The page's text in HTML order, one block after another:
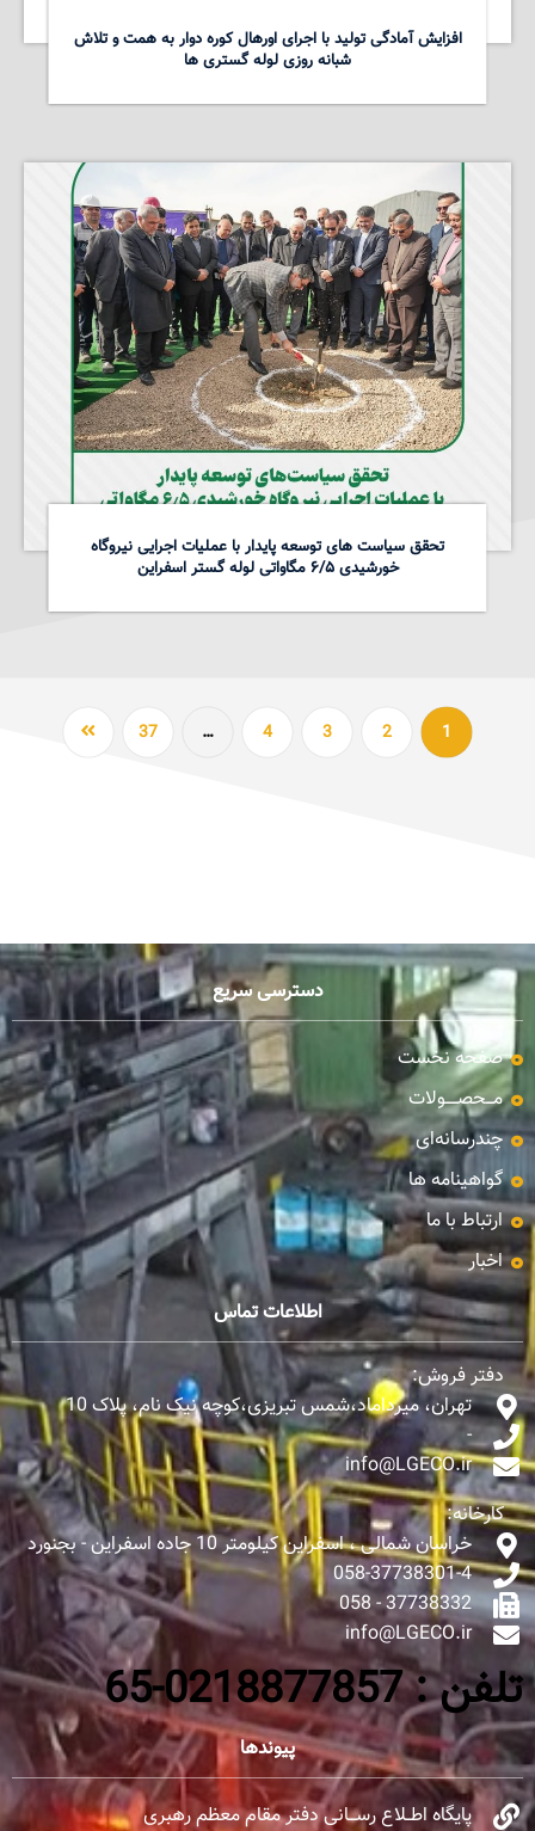
افزایش آمادگی تولید با اجرای اورهال کوره دوار به همت و تلاش
شبانه روزی لوله گستری ها
تحقق سیاست های توسعه پایدار با عملیات اجرایی نیروگاه
خورشیدی ۶/۵ مگاواتی لوله گستر اسفراین
1
2
3
4
…
37
دسترسی سریع
صفحه نخست
مـــحصـــــولات
چندرسانه‌ای
گواهینامه ها
ارتباط با ما
اخبار
اطلاعات تماس
دفتر فروش:
تهران، میرداماد،شمس تبریزی،کوچه نیک نام، پلاک 10
-
info@LGECO.ir
کارخانه:
خراسان شمالی ، اسفراین کیلومتر 10 جاده اسفراین - بجنورد
058-37738301-4
37738332 - 058
info@LGECO.ir
تلفن : 0218877857-65
پیوندها
پایگاه اطــلاع رســـانی دفتر مقام معظم رهبری